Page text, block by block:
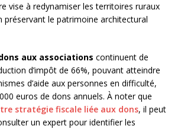
vise à redynamiser les territoires ruraux
préservant le patrimoine architectural
aux associations continuent de
d’impôt de 66%, pouvant atteindre
d’aide aux personnes en difficulté,
euros de dons annuels. À noter que
stratégie fiscale liée aux dons, il peut
un expert pour identifier les